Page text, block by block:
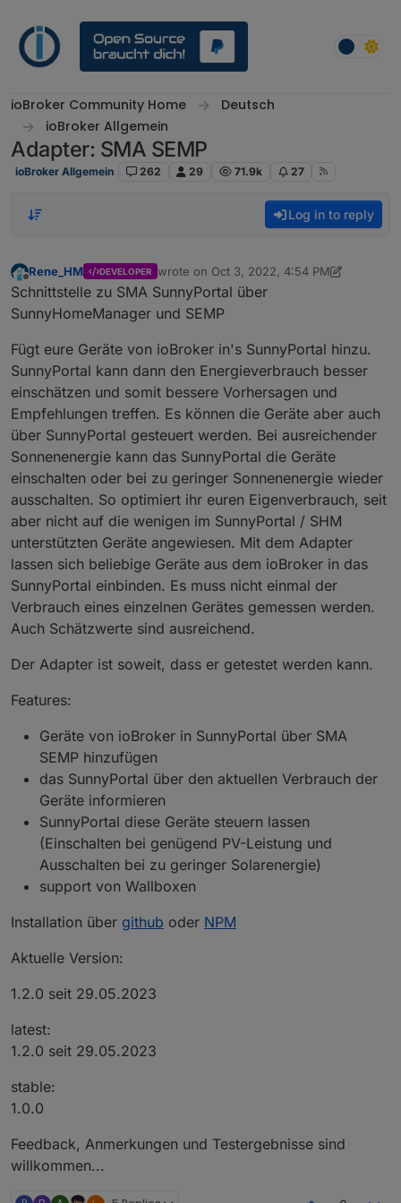
ioBroker Community Home
Deutsch
ioBroker Allgemein
Adapter: SMA SEMP
ioBroker Allgemein 262 29 71.9k 27
Log in to reply
Offline
Rene_HM DEVELOPER wrote on Oct 3, 2022, 4:54 PM
last edited by Rene_HMMay 30, 2023, 8:12
Schnittstelle zu SMA SunnyPortal über
SunnyHomeManager und SEMP
Fügt eure Geräte von ioBroker in's SunnyPortal hinzu.
SunnyPortal kann dann den Energieverbrauch besser
einschätzen und somit bessere Vorhersagen und
Empfehlungen treffen. Es können die Geräte aber auch
über SunnyPortal gesteuert werden. Bei ausreichender
Sonnenenergie kann das SunnyPortal die Geräte
einschalten oder bei zu geringer Sonnenenergie wieder
ausschalten. So optimiert ihr euren Eigenverbrauch, seit
aber nicht auf die wenigen im SunnyPortal / SHM
unterstützten Geräte angewiesen. Mit dem Adapter
lassen sich beliebige Geräte aus dem ioBroker in das
SunnyPortal einbinden. Es muss nicht einmal der
Verbrauch eines einzelnen Gerätes gemessen werden.
Auch Schätzwerte sind ausreichend.
Der Adapter ist soweit, dass er getestet werden kann.
Features:
Geräte von ioBroker in SunnyPortal über SMA
SEMP hinzufügen
das SunnyPortal über den aktuellen Verbrauch der
Geräte informieren
SunnyPortal diese Geräte steuern lassen
(Einschalten bei genügend PV-Leistung und
Ausschalten bei zu geringer Solarenergie)
support von Wallboxen
Installation über github oder NPM
Aktuelle Version:
1.2.0 seit 29.05.2023
latest:
1.2.0 seit 29.05.2023
stable:
1.0.0
Feedback, Anmerkungen und Testergebnisse sind
willkommen...